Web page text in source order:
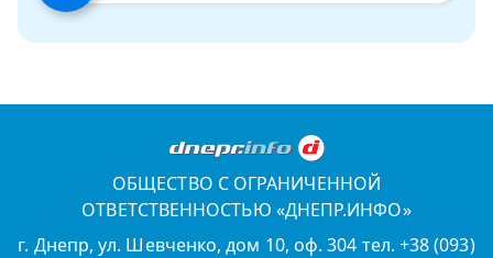
ОБЩЕСТВО С ОГРАНИЧЕННОЙ
ОТВЕТСТВЕННОСТЬЮ «ДНЕПР.ИНФО»
г. Днепр, ул. Шевченко, дом 10, оф. 304 тел. +38 (093)